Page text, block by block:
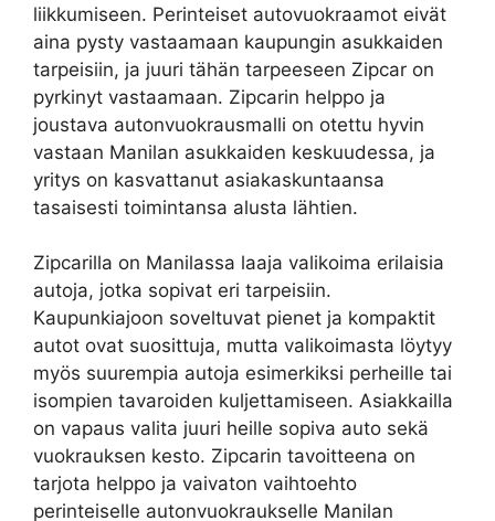
liikkumiseen. Perinteiset autovuokraamot eivät
aina pysty vastaamaan kaupungin asukkaiden
tarpeisiin, ja juuri tähän tarpeeseen Zipcar on
pyrkinyt vastaamaan. Zipcarin helppo ja
joustava autonvuokrausmalli on otettu hyvin
vastaan Manilan asukkaiden keskuudessa, ja
yritys on kasvattanut asiakaskuntaansa
tasaisesti toimintansa alusta lähtien.
Zipcarilla on Manilassa laaja valikoima erilaisia
autoja, jotka sopivat eri tarpeisiin.
Kaupunkiajoon soveltuvat pienet ja kompaktit
autot ovat suosittuja, mutta valikoimasta löytyy
myös suurempia autoja esimerkiksi perheille tai
isompien tavaroiden kuljettamiseen. Asiakkailla
on vapaus valita juuri heille sopiva auto sekä
vuokrauksen kesto. Zipcarin tavoitteena on
tarjota helppo ja vaivaton vaihtoehto
perinteiselle autonvuokraukselle Manilan